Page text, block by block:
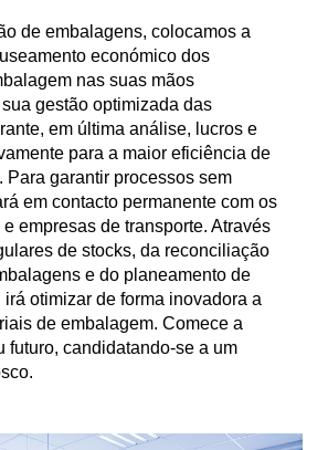
de embalagens, colocamos a
económico dos
nas suas mãos
gestão optimizada das
em última análise, lucros e
para a maior eficiência de
Para garantir processos sem
em contacto permanente com os
empresas de transporte. Através
de stocks, da reconciliação
e do planeamento de
otimizar de forma inovadora a
de embalagem. Comece a
futuro, candidatando-se a um